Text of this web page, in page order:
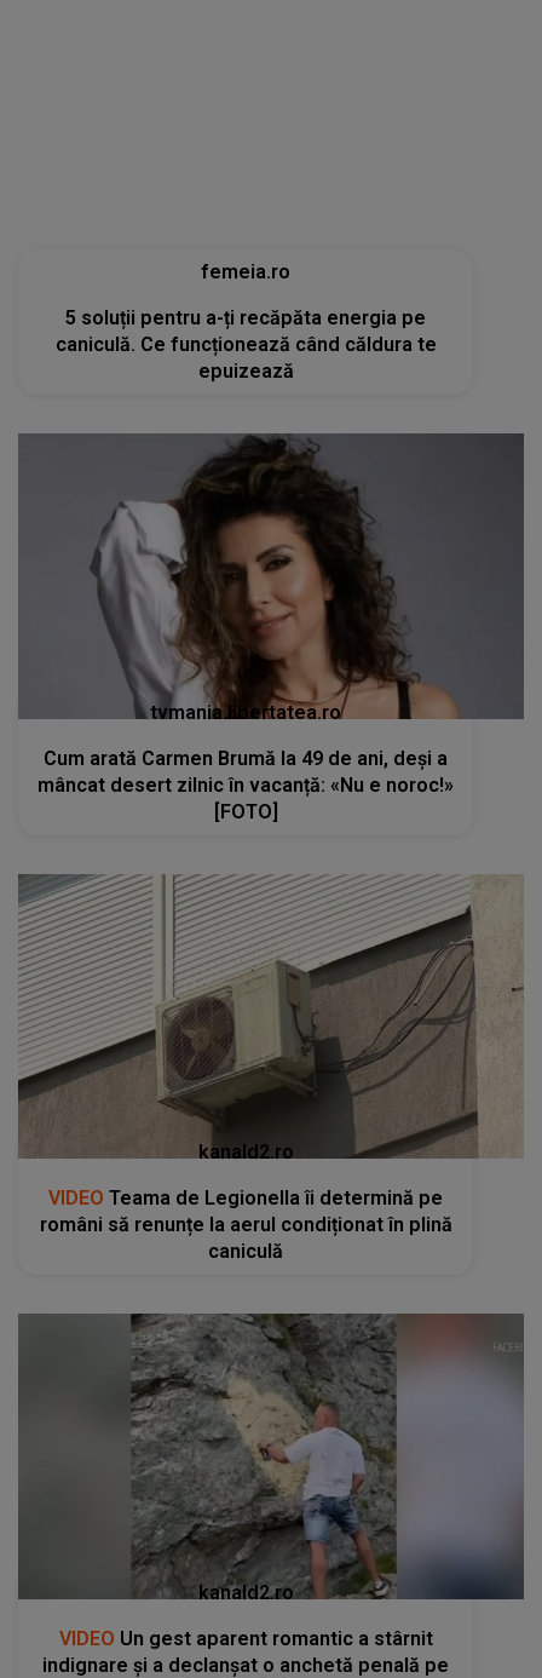
femeia.ro
5 soluții pentru a-ți recăpăta energia pe
caniculă. Ce funcționează când căldura te
epuizează
tvmania.libertatea.ro
Cum arată Carmen Brumă la 49 de ani, deși a
mâncat desert zilnic în vacanță: «Nu e noroc!»
[FOTO]
kanald2.ro
VIDEO Teama de Legionella îi determină pe
români să renunțe la aerul condiționat în plină
caniculă
kanald2.ro
VIDEO Un gest aparent romantic a stârnit
indignare și a declanșat o anchetă penală pe